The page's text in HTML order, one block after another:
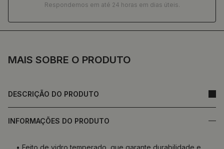
MAIS SOBRE O PRODUTO
DESCRIÇÃO DO PRODUTO
INFORMAÇÕES DO PRODUTO
• Feito de vidro temperado, que garante durabilidade e
Respondemos em até 24 horas em dias úteis.